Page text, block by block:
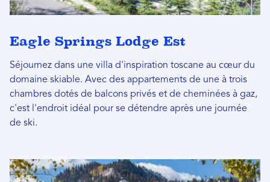
Eagle Springs Lodge Est
Séjournez dans une villa d'inspiration toscane au cœur du
domaine skiable. Avec des appartements de une à trois
chambres dotés de balcons privés et de cheminées à gaz,
c'est l'endroit idéal pour se détendre après une journée
de ski.